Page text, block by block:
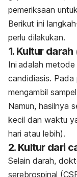
pemeriksaan
Berikut ini
perlu dilakukan.
1. Kultur darah
Ini adalah
candidiasis. Pada
mengambil
Namun, hasilnya
kecil dan waktu
hari atau lebih).
2. Kultur dari
Selain darah,
serebrospinal